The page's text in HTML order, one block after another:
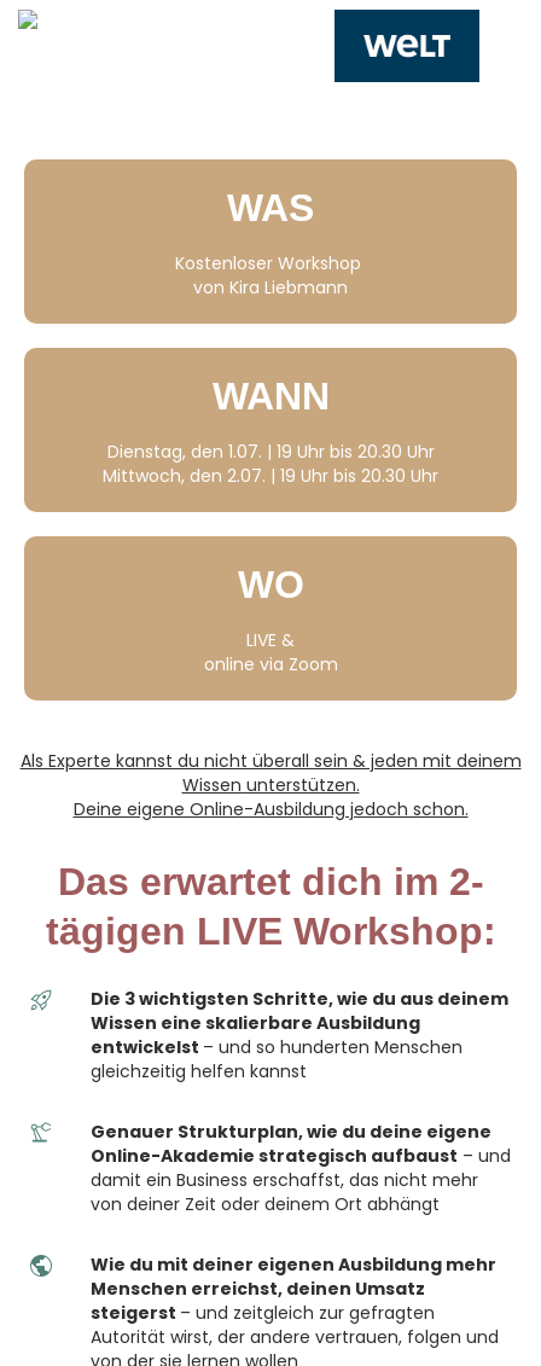
WAS
Kostenloser Workshop
von Kira Liebmann
WANN
Dienstag, den 1.07. | 19 Uhr bis 20.30 Uhr
Mittwoch, den 2.07. | 19 Uhr bis 20.30 Uhr
WO
LIVE &
online via Zoom
Als Experte kannst du nicht überall sein & jeden mit deinem
Wissen unterstützen.
Deine eigene Online-Ausbildung jedoch schon.
Das erwartet dich im 2-
tägigen LIVE Workshop:
Die 3 wichtigsten Schritte, wie du aus deinem
Wissen eine skalierbare Ausbildung
entwickelst – und so hunderten Menschen
gleichzeitig helfen kannst
Genauer Strukturplan, wie du deine eigene
Online-Akademie strategisch aufbaust – und
damit ein Business erschaffst, das nicht mehr
von deiner Zeit oder deinem Ort abhängt
Wie du mit deiner eigenen Ausbildung mehr
Menschen erreichst, deinen Umsatz
steigerst – und zeitgleich zur gefragten
Autorität wirst, der andere vertrauen, folgen und